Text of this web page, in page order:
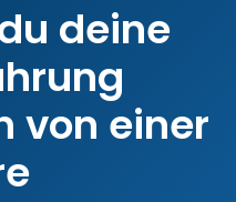
deine
von einer